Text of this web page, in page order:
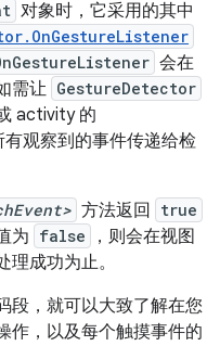
对象时，它采用的其中
会在
需让 GestureDetector
activity 的
观察到的事件传递给检
方法返回 true
为 false
，则会在视图
成功为止。
段，就可以大致了解在您
作，以及每个触摸事件的